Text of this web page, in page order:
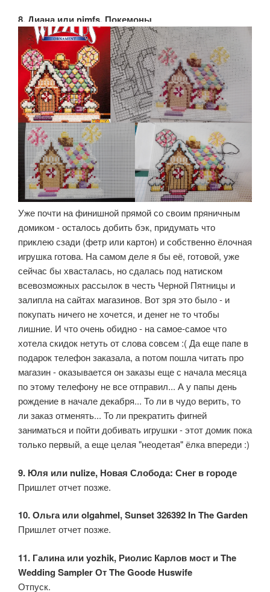
8. Диана или nimfs, Покемоны
Уже почти на финишной прямой со своим пряничным
домиком - осталось добить бэк, придумать что
приклею сзади (фетр или картон) и собственно ёлочная
игрушка готова. На самом деле я бы её, готовой, уже
сейчас бы хвасталась, но сдалась под натиском
всевозможных рассылок в честь Черной Пятницы и
залипла на сайтах магазинов. Вот зря это было - и
покупать ничего не хочется, и денег не то чтобы
лишние. И что очень обидно - на самое-самое что
хотела скидок нетуть от слова совсем :( Да еще папе в
подарок телефон заказала, а потом пошла читать про
магазин - оказывается он заказы еще с начала месяца
по этому телефону не все отправил... А у папы день
рождение в начале декабря... То ли в чудо верить, то
ли заказ отменять... То ли прекратить фигней
заниматься и пойти добивать игрушки - этот домик пока
только первый, а еще целая "неодетая" ёлка впереди :)
9. Юля или nulize, Новая Слобода: Снег в городе
Пришлет отчет позже.
10. Ольга или olgahmel, Sunset 326392 In The Garden
Пришлет отчет позже.
11. Галина или yozhik, Риолис Карлов мост и The
Wedding Sampler От The Goode Huswife
Отпуск.